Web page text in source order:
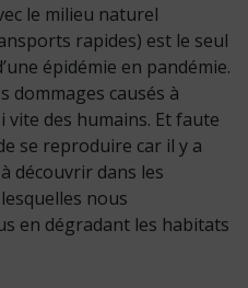
le milieu naturel
rapides) est le seul
épidémie en pandémie.
dommages causés à
vite des humains. Et faute
se reproduire car il y a
découvrir dans les
nous
en dégradant les habitats